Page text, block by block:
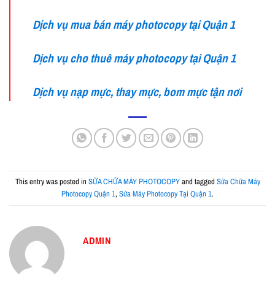
Dịch vụ mua bán máy photocopy tại Quận 1
Dịch vụ cho thuê máy photocopy tại Quận 1
Dịch vụ nạp mực, thay mực, bom mực tận nơi
This entry was posted in SỮA CHỮA MÁY PHOTOCOPYand tagged Sửa Chữa Máy
Photocopy Quận 1, Sửa Máy Photocopy Tại Quận 1.
ADMIN